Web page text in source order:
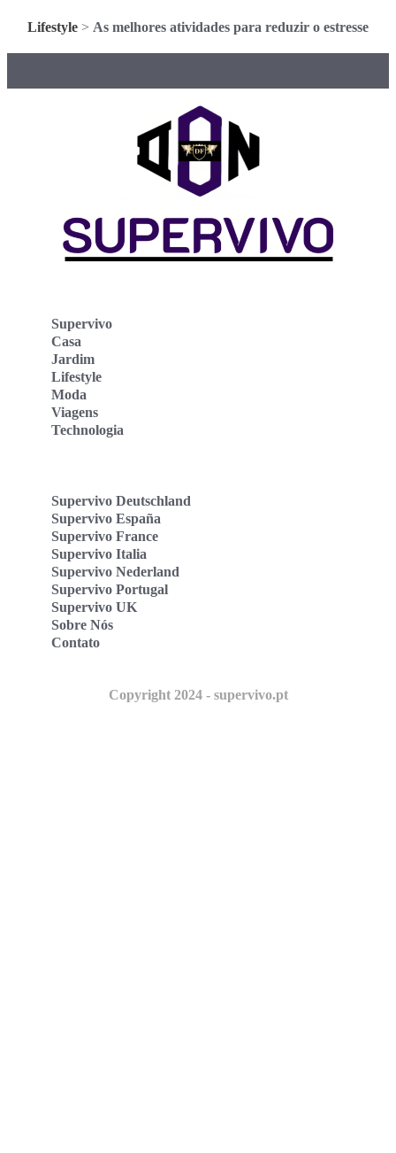
Lifestyle > As melhores atividades para reduzir o estresse
Supervivo
Casa
Jardim
Lifestyle
Moda
Viagens
Technologia
Supervivo Deutschland
Supervivo España
Supervivo France
Supervivo Italia
Supervivo Nederland
Supervivo Portugal
Supervivo UK
Sobre Nós
Contato
Copyright 2024 - supervivo.pt